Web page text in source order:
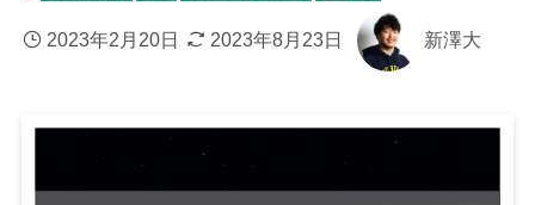
2023年2月20日 2023年8月23日 新澤大